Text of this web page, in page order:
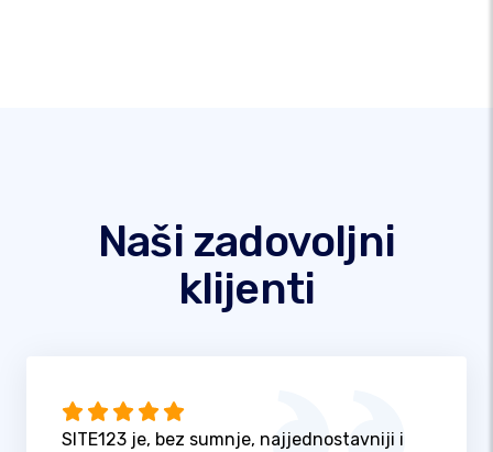
Naši zadovoljni
klijenti
SITE123 je, bez sumnje, najjednostavniji i